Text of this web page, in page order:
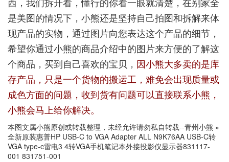
是美图的情况下，小熊还是坚持自己拍图和拆解来体
现产品的实物，通过图片向您表达这个产品的细节，
希望你通过小熊的商品介绍中的图片来方便的了解这
个商品，买到自己喜欢的宝贝， 因小熊大多卖的是库
存产品，只是一个货物的搬运工，难免会出现质量或
成色方面的问题，收到货有问题可以直接联系小熊，
小熊会马上给你解决。
本图文属小熊原创或转载整理，未经允许请勿私自转载--青州小熊 »
全新原装惠普HP USB-C to VGA Adapter ALL N9K76AA USB-C转
VGA type-c雷电3 4转VGA手机笔记本外接投影仪显示器831117-
001 831751-001